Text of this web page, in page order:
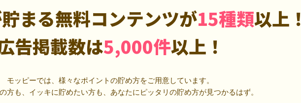
まる無料コンテンツが15種類以上！
告掲載数は5,000件以上！
モッピーでは、様々なポイントの貯め方をご用意しています。
方も、イッキに貯めたい方も、あなたにピッタリの貯め方が見つかるはず。